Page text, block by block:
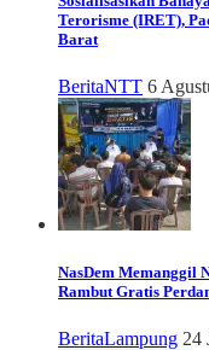
Terorisme (IRET),
Barat
BeritaNTT 6
NasDem Memanggil
Rambut Gratis
BeritaLampung 24